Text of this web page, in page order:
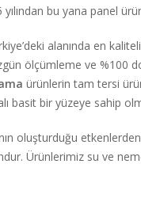
bu yana panel
alanında en
ölçümleme ve %100
ürünlerin tam tersi
bir yüzeye sahip
oluşturduğu
Ürünlerimiz su ve